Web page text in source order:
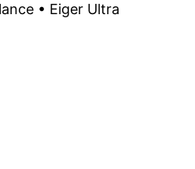
• Eiger Ultra